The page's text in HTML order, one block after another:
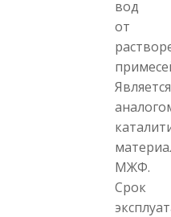
вод
от
Является
МЖФ.
Срок